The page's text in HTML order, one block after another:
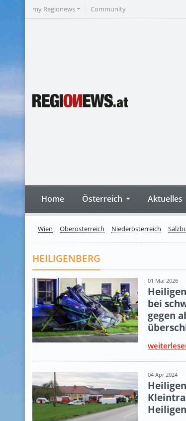
my Regionews Community
Home Österreich Aktuelles
Wien Oberösterreich Niederösterreich
HEILIGENBERG
01 Mai 2026
bei
gegen
04 Apr 2024